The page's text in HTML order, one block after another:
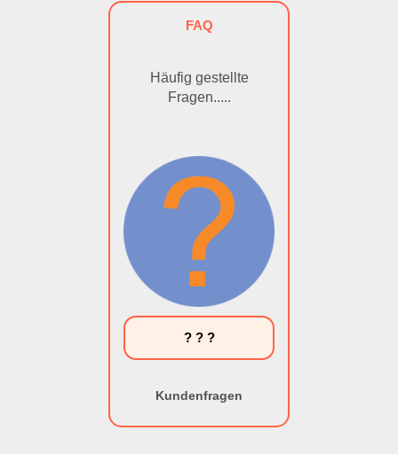
FAQ
Häufig gestellte
Fragen.....
? ? ?
Kundenfragen